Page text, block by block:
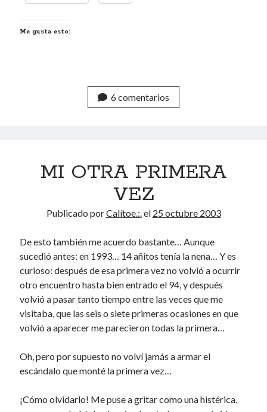
Me gusta esto:
6 comentarios
MI OTRA PRIMERA
VEZ
Publicado porCalítoe.:.el 25 octubre 2003
De esto también me acuerdo bastante… Aunque
sucedió antes: en 1993… 14 añitos tenía la nena… Y es
curioso: después de esa primera vez no volvió a ocurrir
otro encuentro hasta bien entrado el 94, y después
volvió a pasar tanto tiempo entre las veces que me
visitaba, que las seis o siete primeras ocasiones en que
volvió a aparecer me parecieron todas la primera…
Oh, pero por supuesto no volví jamás a armar el
escándalo que monté la primera vez…
¡Cómo olvidarlo! Me puse a gritar como una histérica,